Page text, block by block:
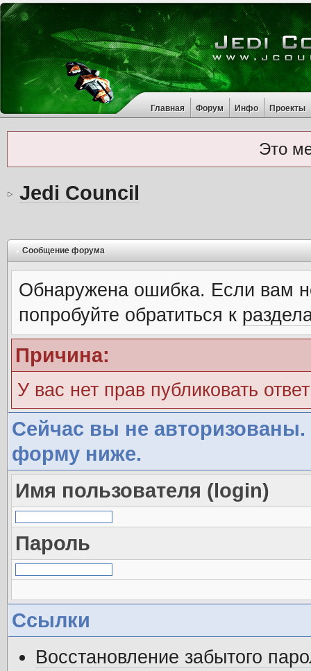
Главная Форум Инфо Проекты
Это
Jedi Council
Сообщение форума
Обнаружена ошибка. Если вам
попробуйте обратиться к
Причина:
У вас нет прав публиковать
Сейчас вы не авторизованы.
форму ниже.
Имя пользователя (login)
Пароль
Ссылки
Восстановление забытого